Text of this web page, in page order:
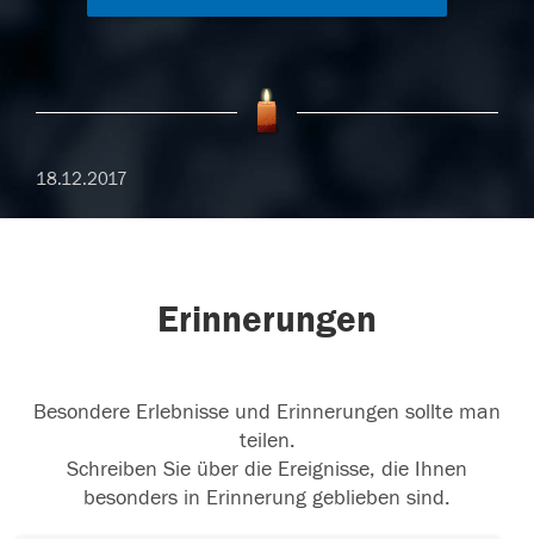
18.12.2017
Erinnerungen
Besondere Erlebnisse und Erinnerungen sollte man
teilen.
Schreiben Sie über die Ereignisse, die Ihnen
besonders in Erinnerung geblieben sind.